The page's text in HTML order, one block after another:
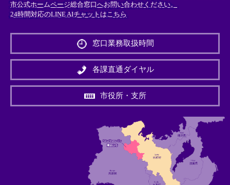
市公式ホームページ総合窓口へお問い合わせください。
24時間対応のLINE AIチャットはこちら
外
リ
ン
＞
窓口業務取扱時間
各課直通ダイヤル
市役所・支所